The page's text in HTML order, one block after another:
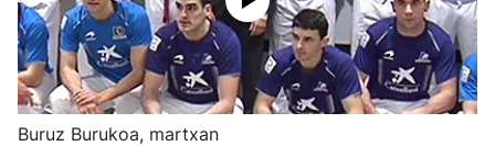
Herri-kirolak
Eskubaloia
Buruz Burukoa, martxan